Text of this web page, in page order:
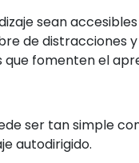
sean
de distracciones
fomenten el
ser tan simple
autodirigido.